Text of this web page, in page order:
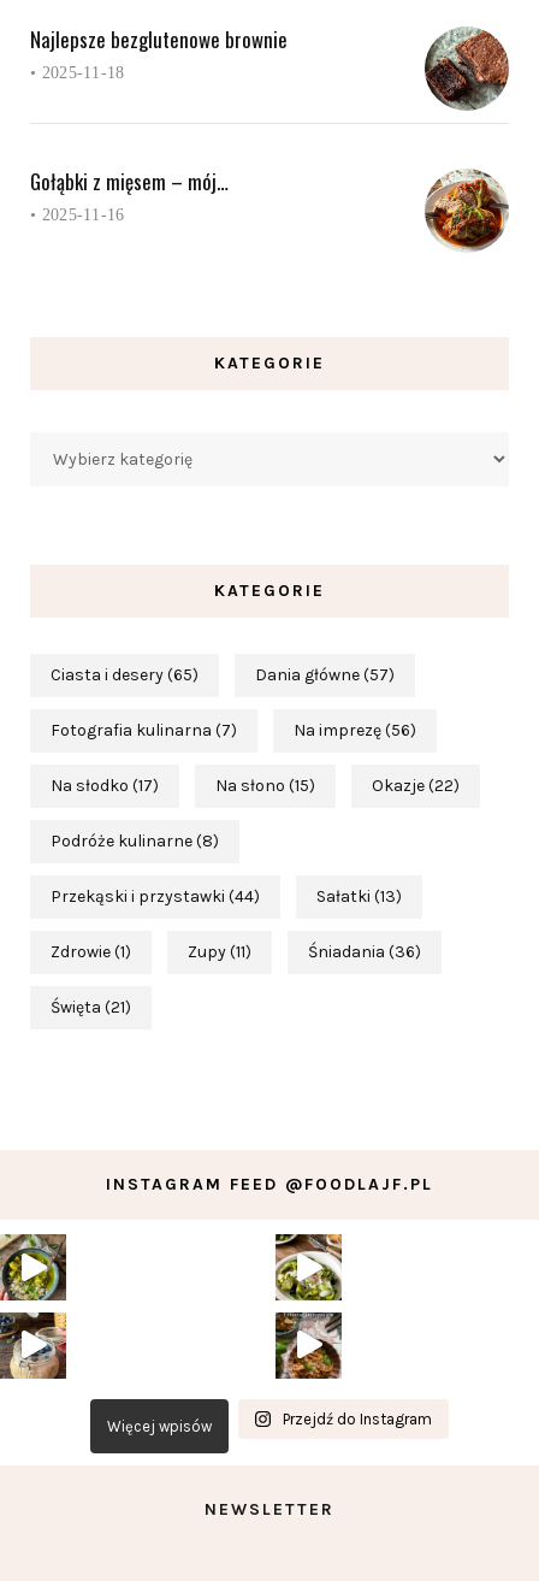
Najlepsze bezglutenowe brownie
• 2025-11-18
Gołąbki z mięsem – mój…
• 2025-11-16
KATEGORIE
KATEGORIE
Ciasta i desery(65) Dania główne(57)
Fotografia kulinarna (7) Na imprezę(56)
Na słodko (17) Na słono (15) Okazje(22)
Podróże kulinarne(8)
Przekąski i przystawki (44) Sałatki (13)
Zdrowie(1) Zupy(11) Śniadania (36)
Święta (21)
INSTAGRAM FEED @FOODLAJF.PL
Więcej wpisów Przejdź do Instagram
NEWSLETTER